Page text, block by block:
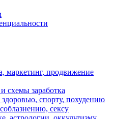
маркетинг, продвижение
схемы заработка
спорту, похудению
сексу